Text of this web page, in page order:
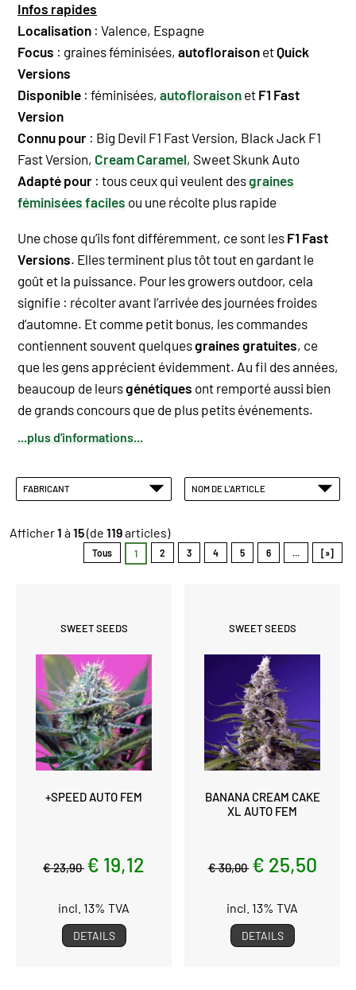
Infos rapides
Localisation : Valence, Espagne
Focus : graines féminisées, autofloraison etQuick
Versions
Disponible : féminisées, autofloraison et F1 Fast
Version
Connu pour : Big Devil F1 Fast Version, Black Jack F1
Fast Version, Cream Caramel, Sweet Skunk Auto
Adapté pour : tous ceux qui veulent desgraines
féminisées faciles ou une récolte plus rapide
Une chose qu’ils font différemment, ce sont les F1 Fast
Versions. Elles terminent plus tôt tout en gardant le
goût et la puissance. Pour les growers outdoor, cela
signifie : récolter avant l’arrivée des journées froides
d’automne. Et comme petit bonus, les commandes
contiennent souvent quelquesgraines gratuites, ce
que les gens apprécient évidemment. Au fil des années,
beaucoup de leursgénétiques ont remporté aussi bien
de grands concours que de plus petits événements.
...plus d'informations...
FABRICANT NOM DE L'ARTICLE
Afficher1 à15(de 119articles)
Tous 1 2 3 4 5 6 [»]
SWEET SEEDS
+SPEED AUTO FEM
€ 23,90 € 19,12
incl. 13% TVA
DETAILS
SWEET SEEDS
BANANA CREAM CAKE
XL AUTO FEM
€ 30,00 € 25,50
incl. 13% TVA
DETAILS